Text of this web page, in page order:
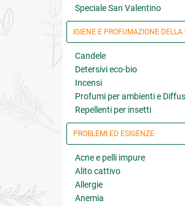
Speciale San Valentino
IGIENE E PROFUMAZIONE DELLA
Candele
Detersivi eco-bio
Incensi
Profumi per ambienti e
Repellenti per insetti
PROBLEMI ED ESIGENZE
Acne e pelli impure
Alito cattivo
Allergie
Anemia